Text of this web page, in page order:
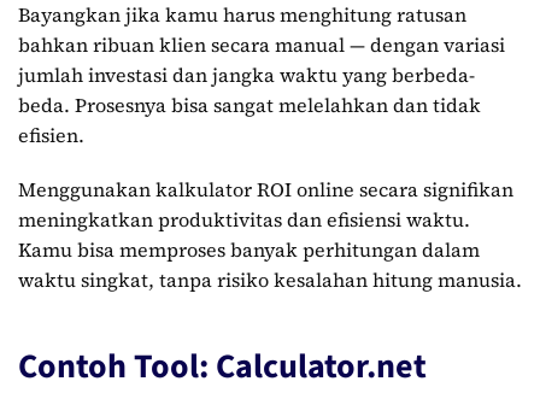
Bayangkan jika kamu harus menghitung ratusan
bahkan ribuan klien secara manual — dengan variasi
jumlah investasi dan jangka waktu yang berbeda-
beda. Prosesnya bisa sangat melelahkan dan tidak
efisien.
Menggunakan kalkulator ROI online secara signifikan
meningkatkan produktivitas dan efisiensi waktu.
Kamu bisa memproses banyak perhitungan dalam
waktu singkat, tanpa risiko kesalahan hitung manusia.
Contoh Tool: Calculator.net